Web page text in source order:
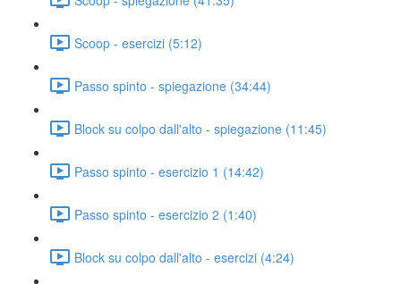
Scoop - esercizi (5:12)
Passo spinto - spiegazione (34:44)
Block su colpo dall'alto - spiegazione (11:45)
Passo spinto - esercizio 1 (14:42)
Passo spinto - esercizio 2 (1:40)
Block su colpo dall'alto - esercizi (4:24)